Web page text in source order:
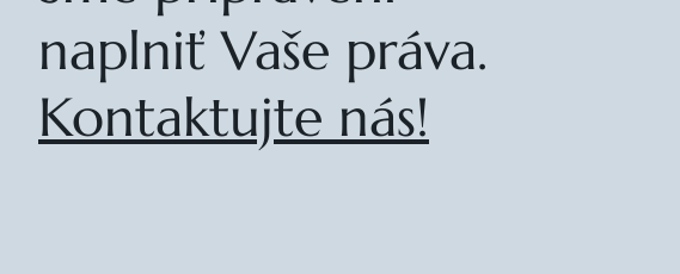
naplniť Vaše práva.
Kontaktujte nás!